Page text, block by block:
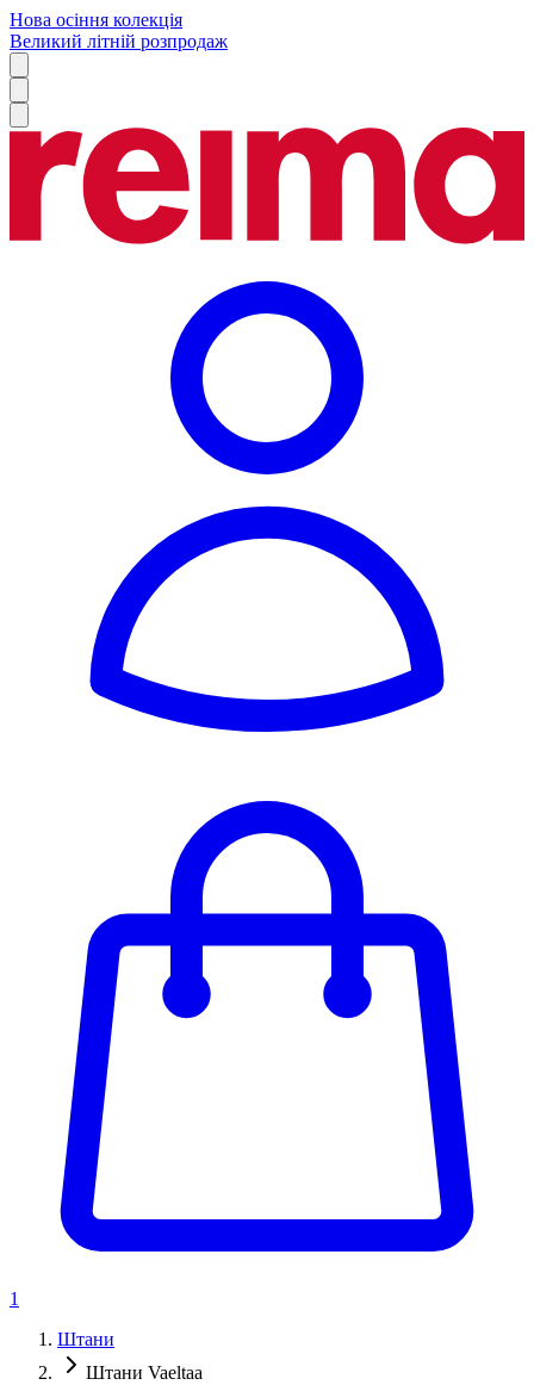
Нова осіння колекція
Великий літній розпродаж
1
Штани
Штани Vaeltaa